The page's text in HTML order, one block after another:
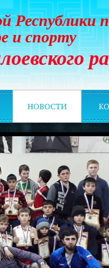
Республики
и спорту
НОВОСТИ